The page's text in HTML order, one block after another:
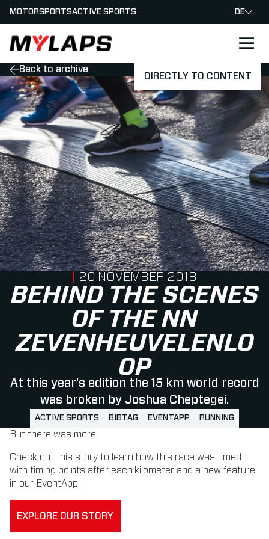
DIRECTLY TO CONTENT
LOGO MYLAPS - GERMAN
MOTORSPORTSACTIVE SPORTS DE
Back to archive
BEHIND THE SCENES
OF THE NN
ZEVENHEUVELENLO
OP
At this year’s edition the 15 km world record
was broken by Joshua Cheptegei.
PUBLISHED ON
20 NOVEMBER 2018
ACTIVE SPORTS BIBTAG EVENTAPP RUNNING
But there was more.
Check out this story to learn how this race was timed
with timing points after each kilometer and a new feature
in our EventApp.
EXPLORE OUR STORY